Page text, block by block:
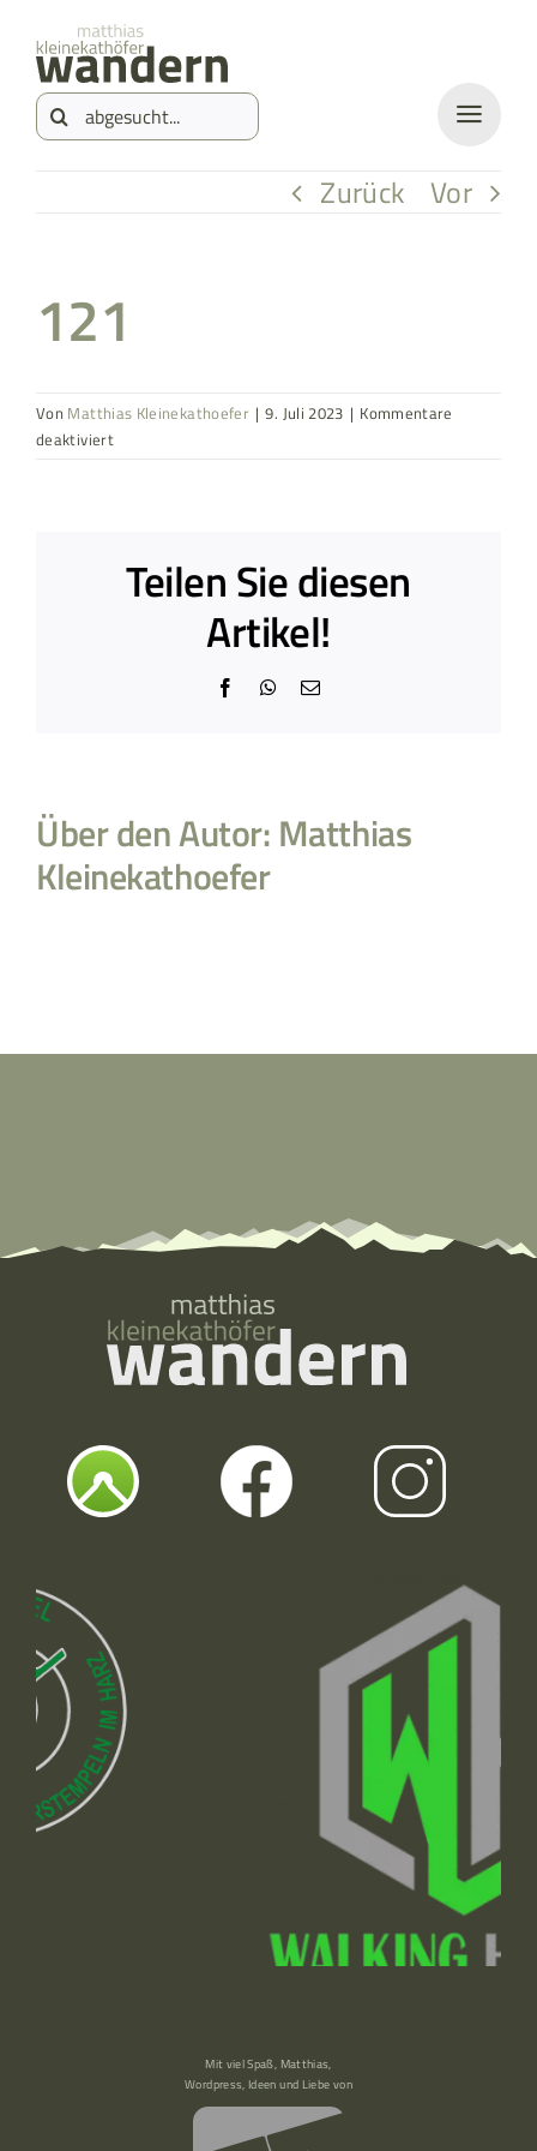
springen
Inhalt
springen
Suche
Zurück Vor
121
Von Matthias Kleinekathoefer | 9. Juli 2023 | Kommentare
deaktiviertfür
Teilen Sie diesen
Artikel!
Facebook
WhatsApp
E-
Über den Autor:Matthias
Kleinekathoefer
Mit viel Spaß, Matthias,